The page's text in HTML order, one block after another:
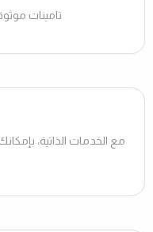
تامينات
مع الخدمات الذاتية،